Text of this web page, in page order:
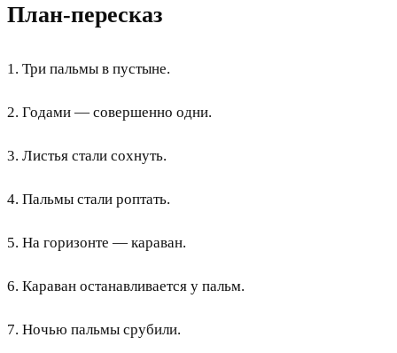
План-пересказ
1. Три пальмы в пустыне.
2. Годами — совершенно одни.
3. Листья стали сохнуть.
4. Пальмы стали роптать.
5. На горизонте — караван.
6. Караван останавливается у пальм.
7. Ночью пальмы срубили.